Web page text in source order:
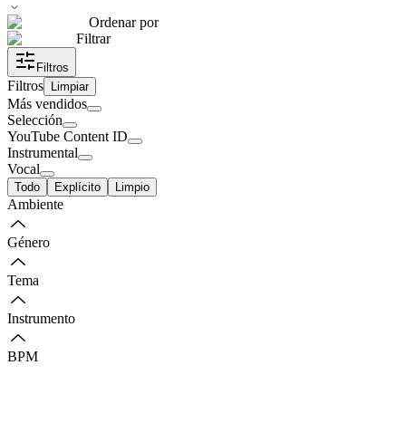
Ordenar por
Filtrar
Filtros
Filtros Limpiar
Más vendidos
Selección
YouTube Content ID
Instrumental
Vocal
Todo Explícito Limpio
Ambiente
Género
Tema
Instrumento
BPM